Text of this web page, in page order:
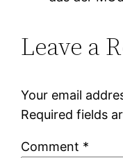
Leave a
Your email
Required fields
Comment *